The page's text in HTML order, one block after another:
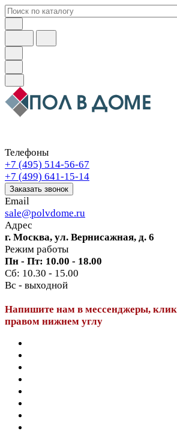
Телефоны
+7 (495) 514-56-67
+7 (499) 641-15-14
Заказать звонок
Email
sale@polvdome.ru
Адрес
г. Москва, ул. Вернисажная, д. 6
Режим работы
Пн - Пт: 10.00 - 18.00
Сб: 10.30 - 15.00
Вс - выходной
Напишите нам в мессенджеры,
правом нижнем углу